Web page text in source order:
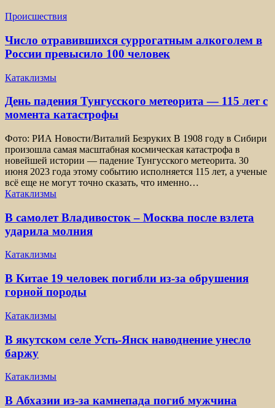
Происшествия
Число отравившихся суррогатным алкоголем в
России превысило 100 человек
Катаклизмы
День падения Тунгусского метеорита — 115 лет с
момента катастрофы
Фото: РИА Новости/Виталий Безруких В 1908 году в Сибири
произошла самая масштабная космическая катастрофа в
новейшей истории — падение Тунгусского метеорита. 30
июня 2023 года этому событию исполняется 115 лет, а ученые
всё еще не могут точно сказать, что именно…
Катаклизмы
В самолет Владивосток – Москва после взлета
ударила молния
Катаклизмы
В Китае 19 человек погибли из-за обрушения
горной породы
Катаклизмы
В якутском селе Усть-Янск наводнение унесло
баржу
Катаклизмы
В Абхазии из-за камнепада погиб мужчина